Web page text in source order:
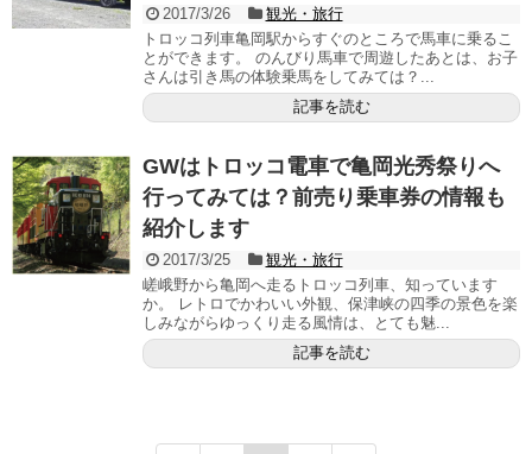
2017/3/26
観光・旅行
トロッコ列車亀岡駅からすぐのところで馬車に乗るこ
とができます。 のんびり馬車で周遊したあとは、お子
さんは引き馬の体験乗馬をしてみては？...
記事を読む
GWはトロッコ電車で亀岡光秀祭りへ
行ってみては？前売り乗車券の情報も
紹介します
2017/3/25
観光・旅行
嵯峨野から亀岡へ走るトロッコ列車、知っています
か。 レトロでかわいい外観、保津峡の四季の景色を楽
しみながらゆっくり走る風情は、とても魅...
記事を読む